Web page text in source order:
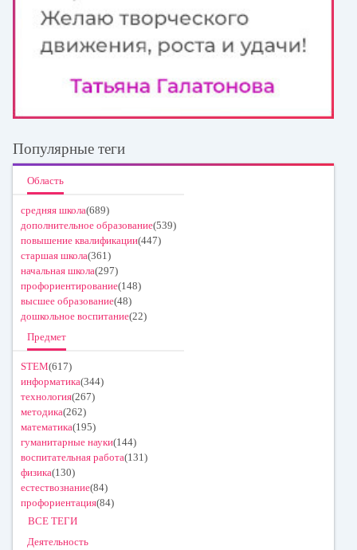
Популярные теги
Область
средняя школа(689)
дополнительное образование(539)
повышение квалификации(447)
старшая школа(361)
начальная школа(297)
профориентирование(148)
высшее образование(48)
дошкольное воспитание(22)
Предмет
STEM(617)
информатика(344)
технология(267)
методика(262)
математика(195)
гуманитарные науки(144)
воспитательная работа(131)
физика(130)
естествознание(84)
профориентация(84)
ВСЕ ТЕГИ
Деятельность